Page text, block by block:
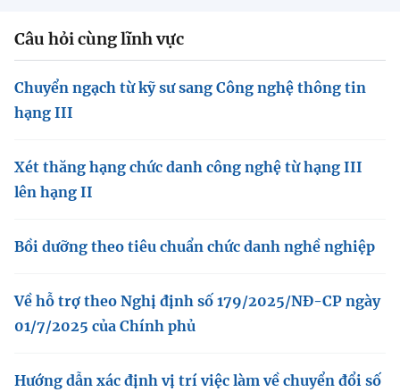
Câu hỏi cùng lĩnh vực
Chuyển ngạch từ kỹ sư sang Công nghệ thông tin
hạng III
Xét thăng hạng chức danh công nghệ từ hạng III
lên hạng II
Bồi dưỡng theo tiêu chuẩn chức danh nghề nghiệp
Về hỗ trợ theo Nghị định số 179/2025/NĐ-CP ngày
01/7/2025 của Chính phủ
Hướng dẫn xác định vị trí việc làm về chuyển đổi số